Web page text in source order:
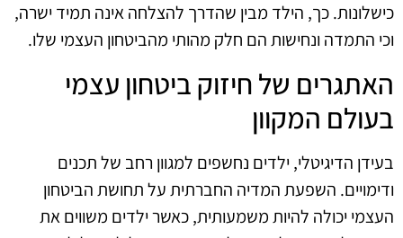
כישלונות. כך, הילד מבין שהדרך להצלחה אינה תמיד ישרה,
וכי התמדה ונחישות הם חלק מהותי מהביטחון העצמי שלו.
האתגרים של חיזוק ביטחון עצמי
בעולם המקוון
בעידן הדיגיטלי, ילדים נחשפים למגוון רחב של תכנים
ודימויים. השפעת המדיה החברתית על תחושת הביטחון
העצמי יכולה להיות משמעותית, כאשר ילדים משווים את